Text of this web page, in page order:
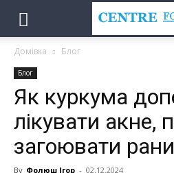
Домівка Блог
Блог
Як куркума
лікувати акне,
загоювати рани
By Фолюш Ігор - 02.12.2024